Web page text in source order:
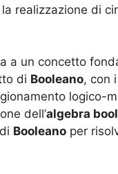
realizzazione di
a un concetto
di Booleano, con
logico-
dell’algebra
Booleano per